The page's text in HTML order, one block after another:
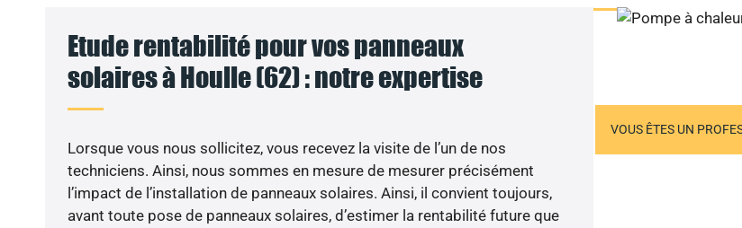
VOUS ÊTES UN
Etude rentabilité pour vos panneaux
solaires à Houlle (62) : notre expertise
Lorsque vous nous sollicitez, vous recevez la visite de l’un de nos
techniciens. Ainsi, nous sommes en mesure de mesurer précisément
l’impact de l’installation de panneaux solaires. Ainsi, il convient toujours,
avant toute pose de panneaux solaires, d’estimer la rentabilité future que